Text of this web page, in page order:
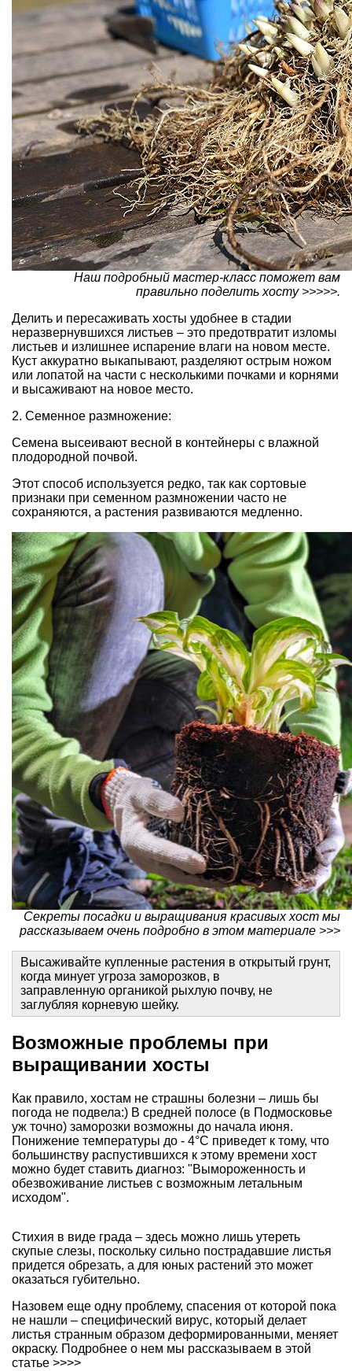
Наш подробный мастер-класс поможет вам
правильно поделить хосту >>>>>.
Делить и пересаживать хосты удобнее в стадии
неразвернувшихся листьев – это предотвратит изломы
листьев и излишнее испарение влаги на новом месте.
Куст аккуратно выкапывают, разделяют острым ножом
или лопатой на части с несколькими почками и корнями
и высаживают на новое место.
2. Семенное размножение:
Семена высеивают весной в контейнеры с влажной
плодородной почвой.
Этот способ используется редко, так как сортовые
признаки при семенном размножении часто не
сохраняются, а растения развиваются медленно.
Секреты посадки и выращивания красивых хост мы
рассказываем очень подробно в этом материале >>>
Высаживайте купленные растения в открытый грунт,
когда минует угроза заморозков, в
заправленную органикой рыхлую почву, не
заглубляя корневую шейку.
Возможные проблемы при
выращивании хосты
Как правило, хостам не страшны болезни – лишь бы
погода не подвела:) В средней полосе (в Подмосковье
уж точно) заморозки возможны до начала июня.
Понижение температуры до - 4°С приведет к тому, что
большинству распустившихся к этому времени хост
можно будет ставить диагноз: "Вымороженность и
обезвоживание листьев с возможным летальным
исходом".
Стихия в виде града – здесь можно лишь утереть
скупые слезы, поскольку сильно пострадавшие листья
придется обрезать, а для юных растений это может
оказаться губительно.
Назовем еще одну проблему, спасения от которой пока
не нашли – специфический вирус, который делает
листья странным образом деформированными, меняет
окраску. Подробнее о нем мы рассказываем в этой
статье >>>>